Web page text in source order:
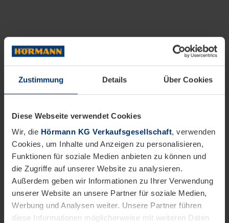
Zustimmung Details Über Cookies
Diese Webseite verwendet Cookies
Wir, die Hörmann KG Verkaufsgesellschaft, verwenden
Cookies, um Inhalte und Anzeigen zu personalisieren,
Funktionen für soziale Medien anbieten zu können und
die Zugriffe auf unserer Website zu analysieren.
Außerdem geben wir Informationen zu Ihrer Verwendung
unserer Website an unsere Partner für soziale Medien,
Werbung und Analysen weiter. Unsere Partner führen
diese Informationen möglicherweise mit weiteren Daten